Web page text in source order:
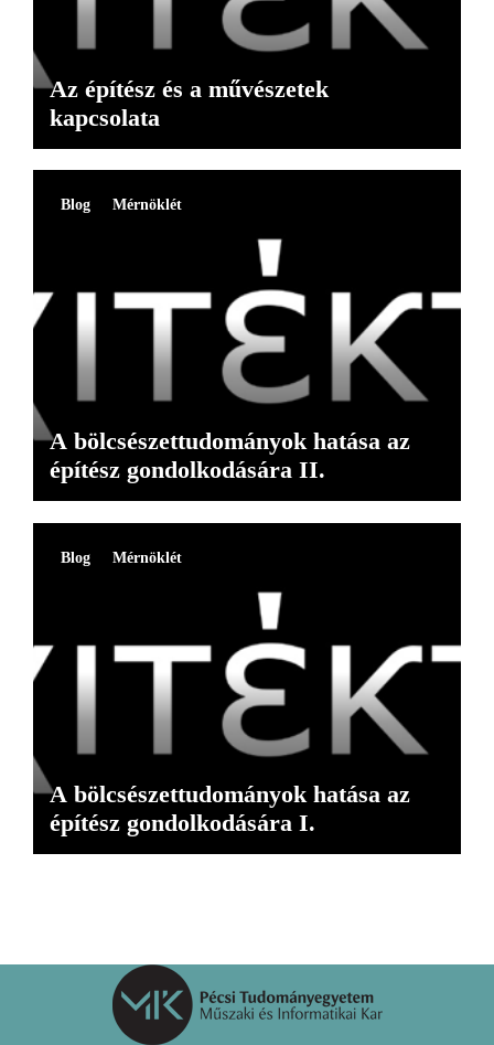
Az építész és a művészetek
kapcsolata
Blog Mérnöklét
A bölcsészettudományok hatása az
építész gondolkodására II.
Blog Mérnöklét
A bölcsészettudományok hatása az
építész gondolkodására I.